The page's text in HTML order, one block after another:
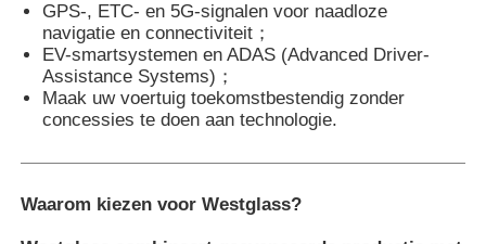
GPS-, ETC- en 5G-signalen voor naadloze
navigatie en connectiviteit ；
EV-smartsystemen en ADAS (Advanced Driver-
Assistance Systems) ；
Maak uw voertuig toekomstbestendig zonder
concessies te doen aan technologie.
Waarom kiezen voor Westglass?